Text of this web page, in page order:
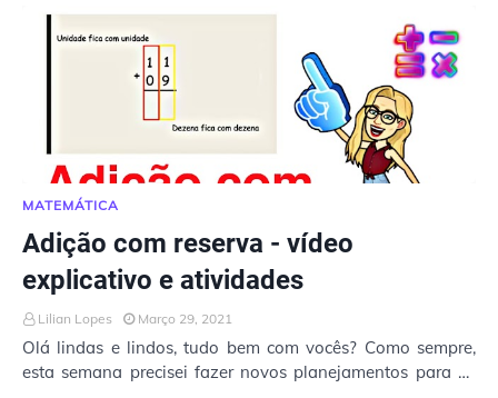
MATEMÁTICA
Adição com reserva - vídeo
explicativo e atividades
Lilian Lopes Março 29, 2021
Olá lindas e lindos, tudo bem com vocês? Como sempre,
esta semana precisei fazer novos planejamentos para as